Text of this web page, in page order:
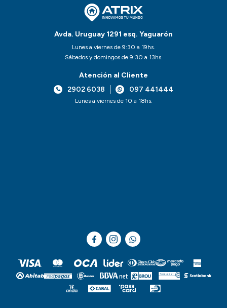
Avda. Uruguay 1291 esq. Yaguarón
Lunes a viernes de 9:30 a 19hs.
Sábados y domingos de 9:30 a 13hs.
Atención al Cliente
2902 6038
097 441444
Lunes a viernes de 10 a 18hs.
  